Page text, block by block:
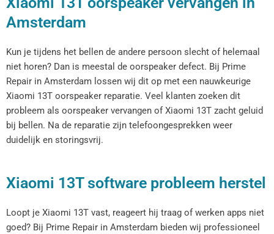
Amsterdam
Kun je tijdens het bellen de andere persoon slecht of helemaal
niet horen? Dan is meestal de oorspeaker defect. Bij Prime
Repair in Amsterdam lossen wij dit op met een nauwkeurige
Xiaomi 13T oorspeaker reparatie. Veel klanten zoeken dit
probleem als oorspeaker vervangen of Xiaomi 13T zacht geluid
bij bellen. Na de reparatie zijn telefoongesprekken weer
duidelijk en storingsvrij.
Xiaomi 13T software probleem herstel
Loopt je Xiaomi 13T vast, reageert hij traag of werken apps niet
goed? Bij Prime Repair in Amsterdam bieden wij professioneel